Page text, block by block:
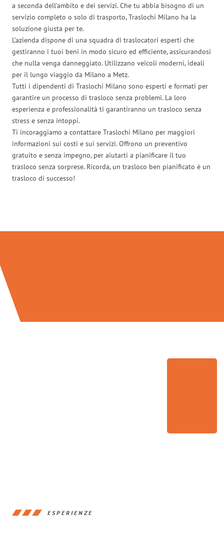
a seconda dell’ambito e dei servizi. Che tu abbia bisogno di un
servizio completo o solo di trasporto, Traslochi Milano ha la
soluzione giusta per te.
L’azienda dispone di una squadra di traslocatori esperti che
gestiranno i tuoi beni in modo sicuro ed efficiente, assicurandosi
che nulla venga danneggiato. Utilizzano veicoli moderni, ideali
per il lungo viaggio da Milano a Metz.
Tutti i dipendenti di Traslochi Milano sono esperti e formati per
garantire un processo di trasloco senza problemi. La loro
esperienza e professionalità ti garantiranno un trasloco senza
stress e senza intoppi.
Ti incoraggiamo a contattare Traslochi Milano per maggiori
informazioni sui costi e sui servizi. Offrono un preventivo
gratuito e senza impegno, per aiutarti a pianificare il tuo
trasloco senza sorprese. Ricorda, un trasloco ben pianificato è un
trasloco di successo!
ESPERIENZE